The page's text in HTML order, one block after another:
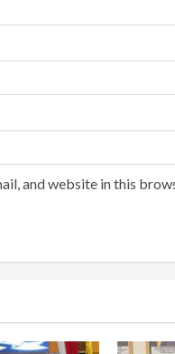
and website in this